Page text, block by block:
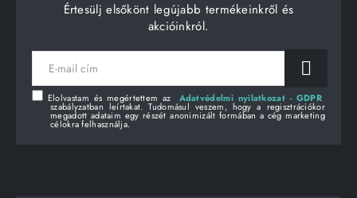
Értesülj elsőkönt legújabb termékeinkről és
akcióinkról.
E-
mail
Elolvastam és megértettem az Adatvédelmi nyilatkozat - GDPR
szabályzatban leírtakat. Tudomásul veszem, hogy a regisztrációkor
megadott adataim egy részét anonimizált formában a cég marketing
célokra felhasználja.